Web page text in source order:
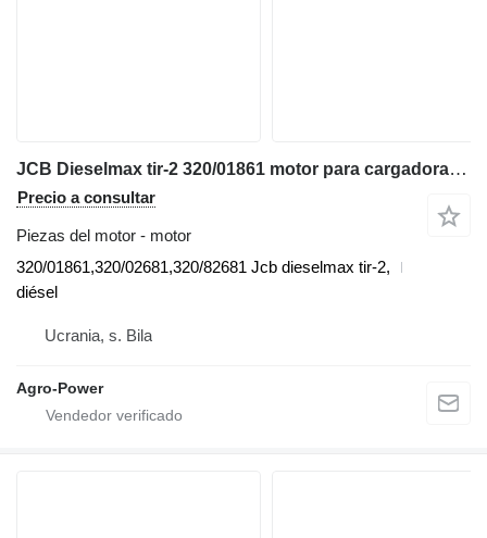
JCB Dieselmax tir-2 320/01861 motor para cargadora telescópica
Precio a consultar
Piezas del motor - motor
320/01861,320/02681,320/82681 Jcb dieselmax tir-2,
diésel
Ucrania, s. Bila
Agro-Power